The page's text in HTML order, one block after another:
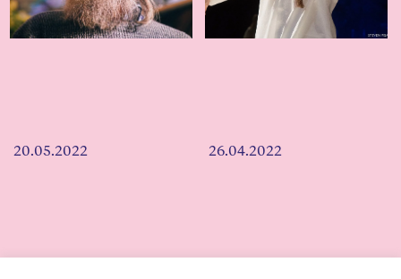
20.05.2022 26.04.2022